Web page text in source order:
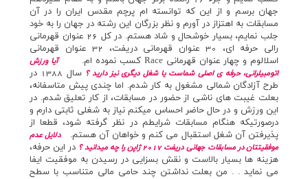
جهان برسم و از اين که توانسته ام پرچم مقدس ايران را در آن
مسابقات به اهتزاز در آورم و نظر بزرگان اين رشته در جهان را به خود
جلب نمايم، بسيار خوشحال و شاد هستم. در کل 26 عنوان قهرماني
رالي حرفه اي، 30 عنوان قهرماني دريفت، 32 عنوان قهرماني
اسلالوم و چهار عنوان قهرماني Race کسب نموده ام.
آيا ورزش
اتومبيلراني، حرفه ي اصلي شماست يا شغل ديگري نيز داريد ؟
سال 1388 در
طرح آزادگان شمالي مشغول به کار شدم. اما چندي پيش متاسفانه،
بعلت غيبت هاي ناشي از حضور در مسابقات، از کار تعليق شدم. در
اين ورزش و در حال حاضر احساس ميکنم نياز به شغلي ثابتي دارم و
درصورتيکه هنگام مسابقات شرايطم در نظر گرفته شود، قطعا از
پذيرفتن آن شغل استقبال مي کنم و خواهان آن هستم.
دلايل عدم
موفقيتتان در مسابقات جهاني دريفت 2017 ژاپن را چه ميدانيد ؟
در اين حرفه،
هزينه ها بسيار بالاست و نقش بسزايي در رسيدن به موفقيت ايفا
مي نمايد . . من بعلت نداشتن چند حامي مالي متناسب با سطح